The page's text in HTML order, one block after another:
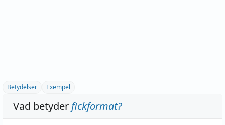
Betydelser Exempel
Vad betyder fickformat?